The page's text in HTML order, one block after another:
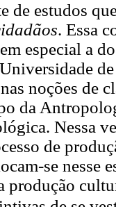
de estudos
. Essa
especial a
noções de
da
Nessa
de
se nesse
produção